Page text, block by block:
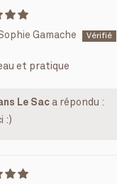
Gamache
et pratique
Le Sac a répondu :
:)